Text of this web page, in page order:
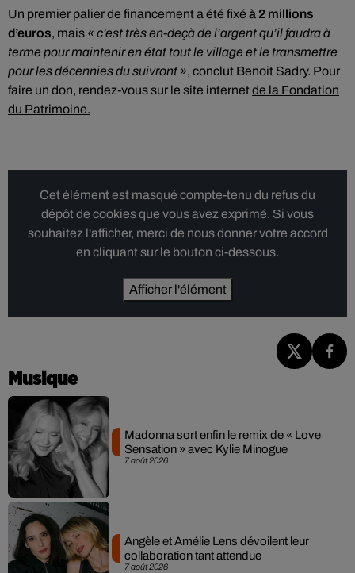
Un premier palier de financement a été fixé à 2 millions
d’euros, mais « c’est très en-deçà de l’argent qu’il faudra à
terme pour maintenir en état tout le village et le transmettre
pour les décennies du suivront », conclut Benoit Sadry. Pour
faire un don, rendez-vous sur le site internetde la Fondation
du Patrimoine.
Cet élément est masqué compte-tenu du refus du
dépôt de cookies que vous avez exprimé. Si vous
souhaitez l'afficher, merci de nous donner votre accord
en cliquant sur le bouton ci-dessous.
Afficher l'élément
Musique
7 août 2026
Madonna sort enfin le remix de « Love
Sensation » avec Kylie Minogue
7 août 2026
Angèle et Amélie Lens dévoilent leur
collaboration tant attendue